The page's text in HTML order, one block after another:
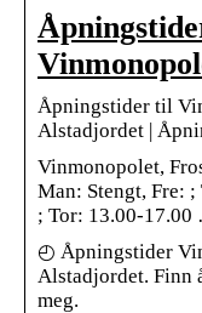
Åpningstider til
Alstadjordet |
Vinmonopolet,
Man: Stengt, Fre:
; Tor: 13.00-
◴ Åpningstider
Alstadjordet. Finn
meg.